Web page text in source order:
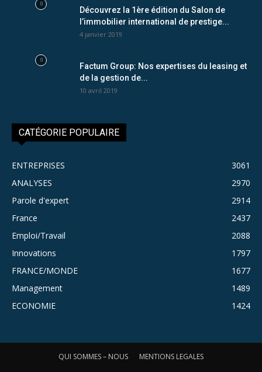
Découvrez la 1ère édition du Salon de
l’immobilier international de prestige...
4 janvier 2019
Factum Group: Nos expertises du leasing et
de la gestion de...
10 avril 2019
CATÉGORIE POPULAIRE
ENTREPRISES
3061
ANALYSES
2970
Parole d'expert
2914
France
2437
Emploi/Travail
2088
Innovations
1797
FRANCE/MONDE
1677
Management
1489
ECONOMIE
1424
QUI SOMMES – NOUS MENTIONS LEGALES